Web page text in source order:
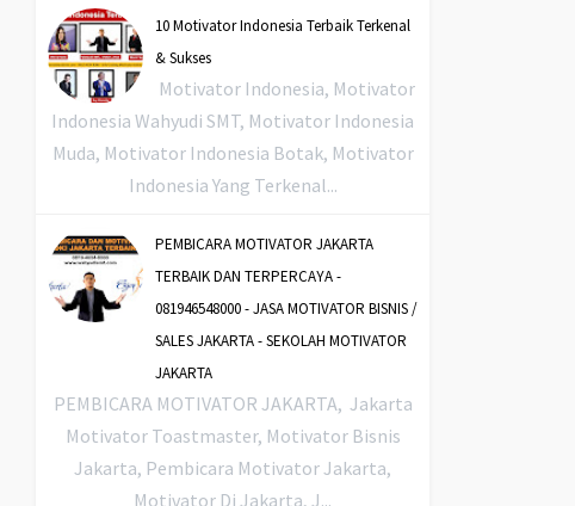
10 Motivator Indonesia Terbaik Terkenal
& Sukses
Motivator Indonesia, Motivator
Indonesia Wahyudi SMT, Motivator Indonesia
Muda, Motivator Indonesia Botak, Motivator
Indonesia Yang Terkenal...
PEMBICARA MOTIVATOR JAKARTA
TERBAIK DAN TERPERCAYA -
081946548000 - JASA MOTIVATOR BISNIS /
SALES JAKARTA - SEKOLAH MOTIVATOR
JAKARTA
PEMBICARA MOTIVATOR JAKARTA, Jakarta
Motivator Toastmaster, Motivator Bisnis
Jakarta, Pembicara Motivator Jakarta,
Motivator Di Jakarta, J...